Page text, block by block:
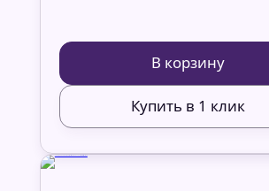
В корзину
Купить в 1 клик